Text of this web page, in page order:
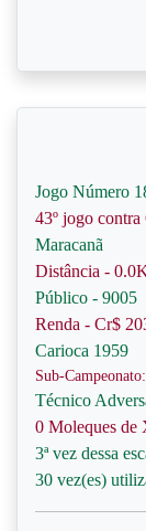
Jogo Número
43º jogo contra
Maracanã
Distância -
Público - 9005
Renda - Cr$
Carioca 1959
Sub-
Técnico
0 Moleques de
3ª vez dessa
30 vez(es)